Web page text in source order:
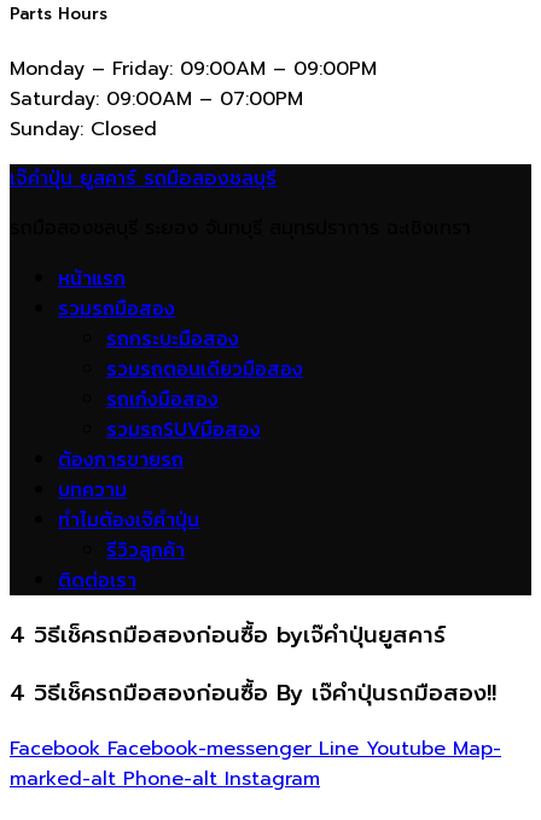
Parts Hours
Monday – Friday: 09:00AM – 09:00PM
Saturday: 09:00AM – 07:00PM
Sunday: Closed
เจ๊คำปุ่น ยูสคาร์ รถมือสองชลบุรี
หน้าแรก
รวมรถมือสอง
รถกระบะมือสอง
รวมรถตอนเดียวมือสอง
รถเก๋งมือสอง
รวมรถSUVมือสอง
ต้องการขายรถ
บทความ
ทำไมต้องเจ๊คำปุ่น
รีวิวลูกค้า
ติดต่อเรา
4 วิธีเช็ครถมือสองก่อนซื้อ byเจ๊คำปุ่นยูสคาร์
4 วิธีเช็ครถมือสองก่อนซื้อ By เจ๊คำปุ่นรถมือสอง!!
Facebook Facebook-messenger Line Youtube Map-
marked-alt Phone-alt Instagram